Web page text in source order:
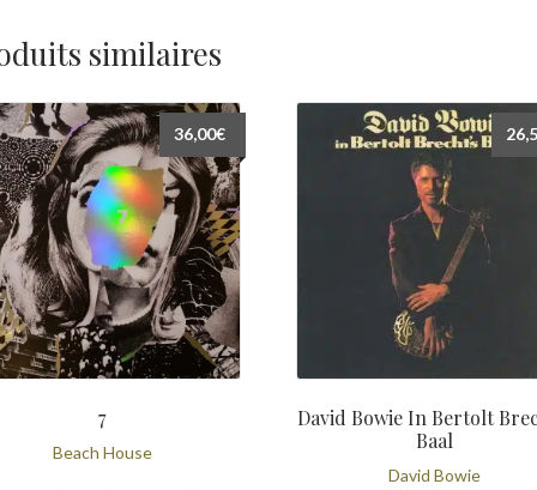
similaires
7
Beach House
36,00€
David Bowie In Bertolt
Baal
David Bowie